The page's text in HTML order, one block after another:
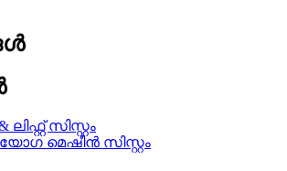
സിസ്റ്റം
മെഷീൻ സിസ്റ്റം